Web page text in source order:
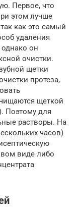
Первое, что
этом лучше
как это самый
удаления
он
очистки.
щетки
протеза,
щеткой
Поэтому для
растворы. На
часов)
виде либо